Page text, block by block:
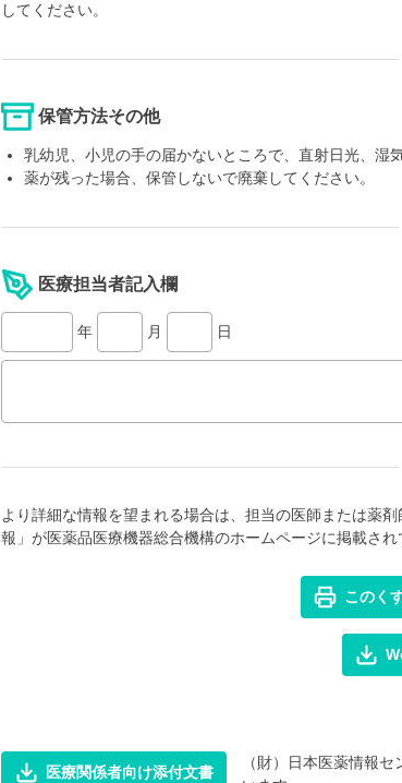
してください。
保管方法その他
乳幼児、小児の手の届かないところで、直射日光、湿
薬が残った場合、保管しないで廃棄してください。
医療担当者記入欄
年 月 日
より詳細な情報を望まれる場合は、担当の医師または薬
報」が医薬品医療機器総合機構のホームページに掲載され
このく
医療関係者向け添付文書
（財）日本医薬情報